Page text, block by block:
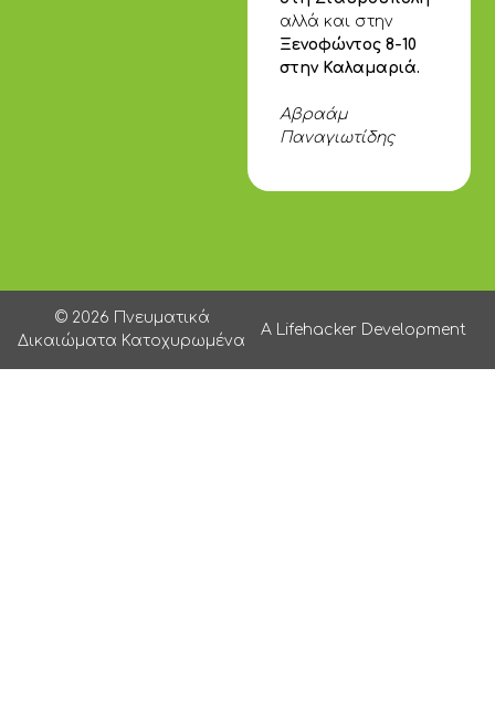
αλλά και στην
Ξενοφώντος 8-10
στην Καλαμαριά.
Αβραάμ
Παναγιωτίδης
© 2026 Πνευματικά
Δικαιώματα Κατοχυρωμένα
A Lifehacker Development